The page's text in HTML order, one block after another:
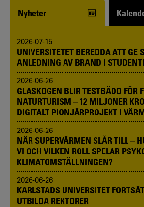
Nyheter
2026-07-15
UNIVERSITETET BEREDDA ATT GE
ANLEDNING AV BRAND I
2026-06-26
GLASKOGEN BLIR TESTBÄDD FÖR
NATURTURISM – 12 MILJONER
DIGITALT PIONJÄRPROJEKT I
2026-06-26
NÄR SUPERVÄRMEN SLÅR TILL –
VI OCH VILKEN ROLL SPELAR
KLIMATOMSTÄLLNINGEN?
2026-06-26
KARLSTADS UNIVERSITET
UTBILDA REKTORER